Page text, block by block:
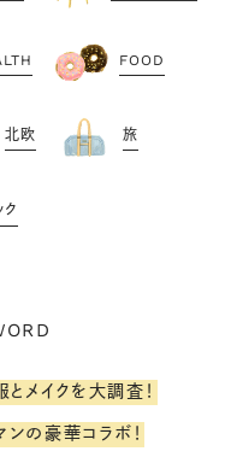
FOOD
北欧 旅
ク
メイクを大調査！
の豪華コラボ！